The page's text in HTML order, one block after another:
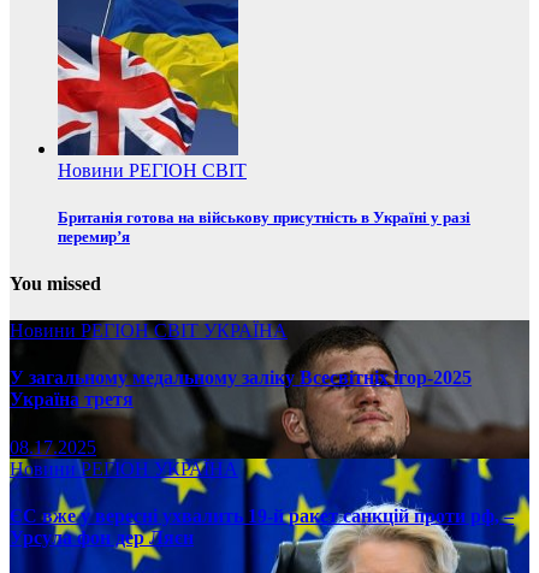
Новини РЕГІОН СВІТ
Британія готова на військову присутність в Україні у разі
перемир’я
You missed
Новини РЕГІОНСВІТ УКРАЇНА
У загальному медальному заліку Всесвітніх ігор-2025
Україна третя
08.17.2025
НовиниРЕГІОН УКРАЇНА
ЄС вже у вересні ухвалить 19-й ракет санкцій проти рф, –
Урсула фон дер Ляєн